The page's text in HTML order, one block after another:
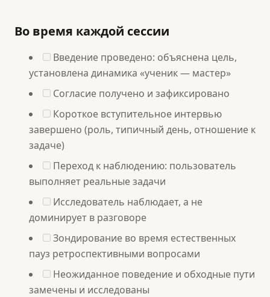
Во время каждой сессии
Введение проведено: объяснена цель,
установлена динамика «ученик — мастер»
Согласие получено и зафиксировано
Короткое вступительное интервью
завершено (роль, типичный день, отношение к
задаче)
Переход к наблюдению: пользователь
выполняет реальные задачи
Исследователь наблюдает, а не
доминирует в разговоре
Зондирование во время естественных
пауз ретроспективными вопросами
Неожиданное поведение и обходные пути
замечены и исследованы